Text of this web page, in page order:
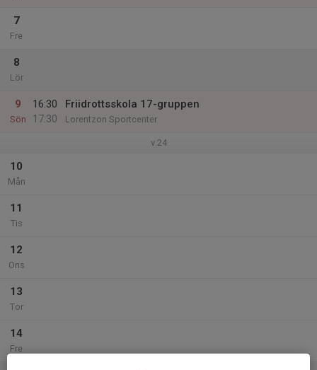
7
Fre
8
Lör
9
Sön
16:30
17:30
Friidrottsskola 17-gruppen
Lorentzon Sportcenter
v.24
10
Mån
11
Tis
12
Ons
13
Tor
14
Fre